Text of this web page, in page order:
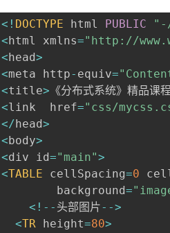
< ! DOCTYPE html PUBLIC
<html xmlns="http://
<head>
<meta http- equiv=
<title> 《分布式系统》精品课
<link  href="css/
</head>
<body>
<div id="main">
<TABLE cellSpacing=0
		background
=
< ! -- 头部图片-->
<TR height=80>